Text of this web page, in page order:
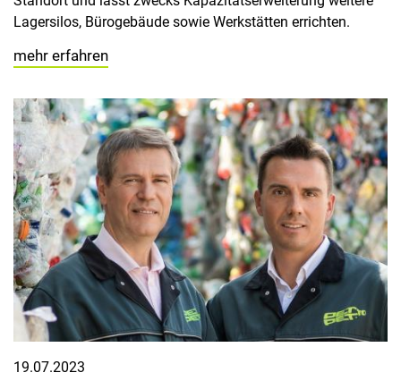
Lagersilos, Bürogebäude sowie Werkstätten errichten.
mehr erfahren
19.07.2023